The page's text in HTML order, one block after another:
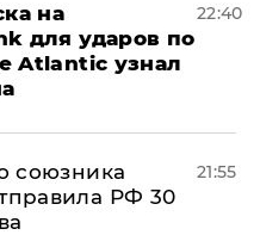
на
для ударов по
Atlantic узнал
22:40
союзника
РФ 30
21:55